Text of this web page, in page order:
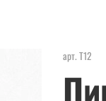
арт. Т12